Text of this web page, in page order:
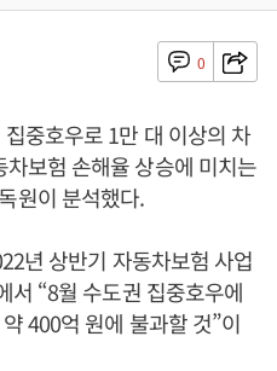
0
중호우로 1만 대 이상의 차
보험 손해율 상승에 미치는
원이 분석했다.
년 상반기 자동차보험 사업
서 “8월 수도권 집중호우에
400억 원에 불과할 것”이